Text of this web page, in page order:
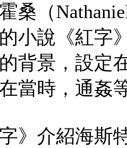
桑（
小說《紅字
背景，設定
當時，通姦
字》介紹海